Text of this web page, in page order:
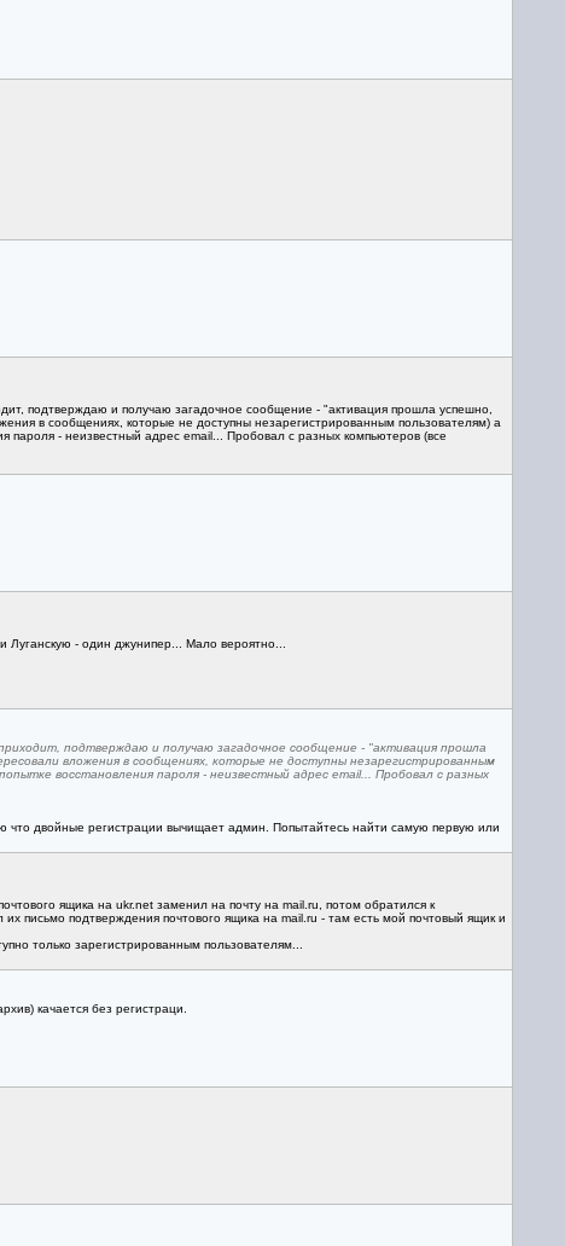
подтверждаю и получаю загадочное сообщение - "активация прошла успешно,
в сообщениях, которые не доступны незарегистрированным пользователям) а
пароля - неизвестный адрес email... Пробовал с разных компьютеров (все
- один джунипер... Мало вероятно...
подтверждаю и получаю загадочное сообщение - "активация прошла
вложения в сообщениях, которые не доступны незарегистрированным
восстановления пароля - неизвестный адрес email... Пробовал с разных
что двойные регистрации вычищает админ. Попытайтесь найти самую первую или
ящика на ukr.net заменил на почту на mail.ru, потом обратился к
письмо подтверждения почтового ящика на mail.ru - там есть мой почтовый ящик и
только зарегистрированным пользователям...
качается без регистраци.